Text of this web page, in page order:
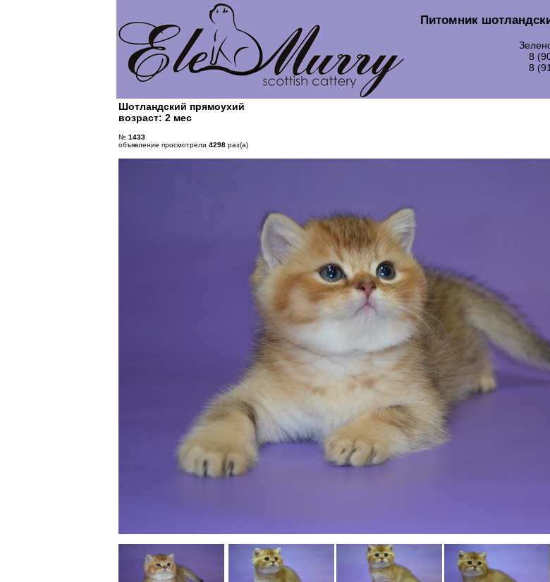
Питомник
8
8
Шотландский прямоухий
возраст: 2 мес
№ 1433
объявление просмотрели 4298раз(а)